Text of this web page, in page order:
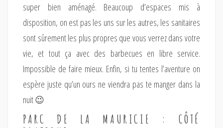
super bien aménagé. Beaucoup d’espaces mis à
disposition, on est pas les uns sur les autres, les sanitaires
sont sûrement les plus propres que vous verrez dans votre
vie, et tout ça avec des barbecues en libre service.
Impossible de faire mieux. Enfin, si tu tentes l’aventure on
espère juste qu’un ours ne viendra pas te manger dans la
nuit 😉
PARC DE LA MAURICIE : CÔTÉ